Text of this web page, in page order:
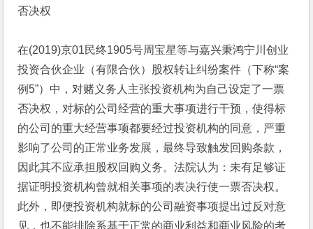
否决权
在(2019)京01民终1905号周宝星等与嘉兴秉鸿宁川创业
投资合伙企业（有限合伙）股权转让纠纷案件（下称“案
例5”）中，对赌义务人主张投资机构为自己设定了一票
否决权，对标的公司经营的重大事项进行干预，使得标
的公司的重大经营事项都要经过投资机构的同意，严重
影响了公司的正常业务发展，最终导致触发回购条款，
因此其不应承担股权回购义务。法院认为：未有足够证
据证明投资机构曾就相关事项的表决行使一票否决权。
此外，即便投资机构就标的公司融资事项提出过反对意
见，也不能排除系基于正常的商业利益和商业风险的考